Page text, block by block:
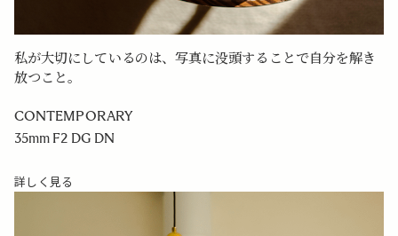
私が大切にしているのは、写真に没頭することで自分を解き
放つこと。
CONTEMPORARY
35mm F2 DG DN
詳しく見る